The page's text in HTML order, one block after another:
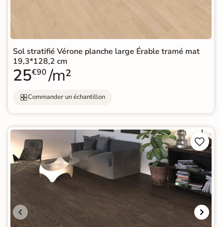
Sol stratifié Vérone planche large Érable tramé mat
19,3*128,2 cm
25€90 /m²
Commander un échantillon

